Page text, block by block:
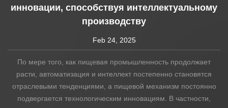
Проекты
Аналитика
Контакты
инновации, способствуя интеллектуальному
производству
Feb 24, 2025
По мере того, как пищевая промышленность продолжает
расти, автоматизация и интеллект постепенно становятся
отраслевыми тенденциями, а пищевой механизм постоянно
подвергается технологическим инновациям. В частности,